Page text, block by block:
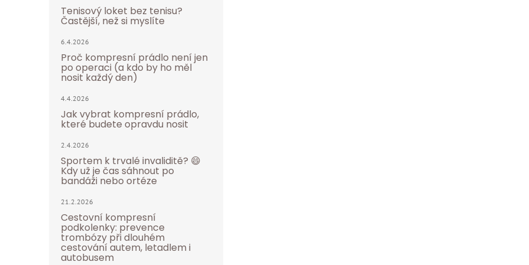
Tenisový loket bez tenisu?
Častější, než si myslíte
6.4.2026
Proč kompresní prádlo není jen
po operaci (a kdo by ho měl
nosit každý den)
4.4.2026
Jak vybrat kompresní prádlo,
které budete opravdu nosit
2.4.2026
Sportem k trvalé invaliditě? 😄
Kdy už je čas sáhnout po
bandáži nebo ortéze
21.2.2026
Cestovní kompresní
podkolenky: prevence
trombózy při dlouhém
cestování autem, letadlem i
autobusem